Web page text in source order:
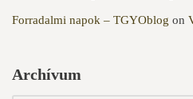
Forradalmi napok – TGYOblog on
Archívum